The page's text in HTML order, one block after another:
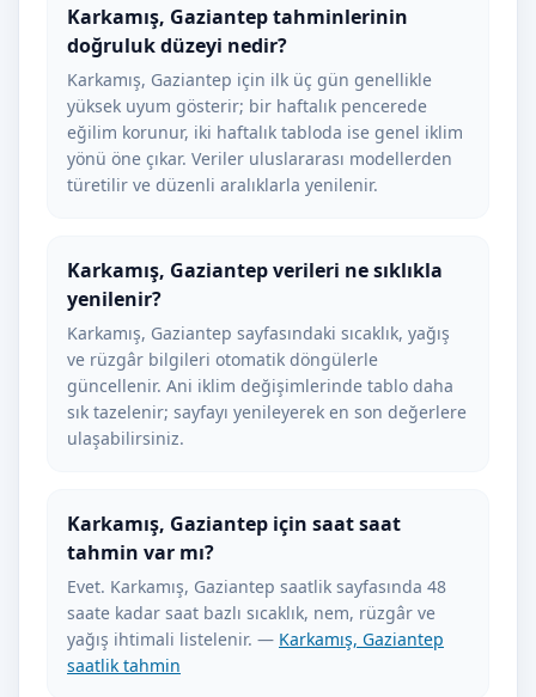
Karkamış, Gaziantep tahminlerinin
doğruluk düzeyi nedir?
Karkamış, Gaziantep için ilk üç gün genellikle
yüksek uyum gösterir; bir haftalık pencerede
eğilim korunur, iki haftalık tabloda ise genel iklim
yönü öne çıkar. Veriler uluslararası modellerden
türetilir ve düzenli aralıklarla yenilenir.
Karkamış, Gaziantep verileri ne sıklıkla
yenilenir?
Karkamış, Gaziantep sayfasındaki sıcaklık, yağış
ve rüzgâr bilgileri otomatik döngülerle
güncellenir. Ani iklim değişimlerinde tablo daha
sık tazelenir; sayfayı yenileyerek en son değerlere
ulaşabilirsiniz.
Karkamış, Gaziantep için saat saat
tahmin var mı?
Evet. Karkamış, Gaziantep saatlik sayfasında 48
saate kadar saat bazlı sıcaklık, nem, rüzgâr ve
yağış ihtimali listelenir. — Karkamış, Gaziantep
saatlik tahmin